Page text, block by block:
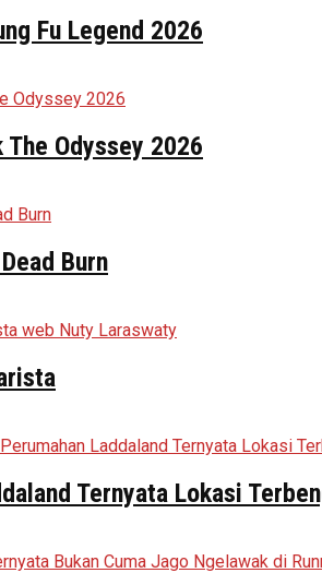
Fu Legend 2026
Odyssey 2026
Burn
Ternyata Lokasi